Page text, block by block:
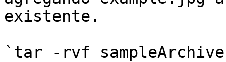
existente.
`tar -rvf